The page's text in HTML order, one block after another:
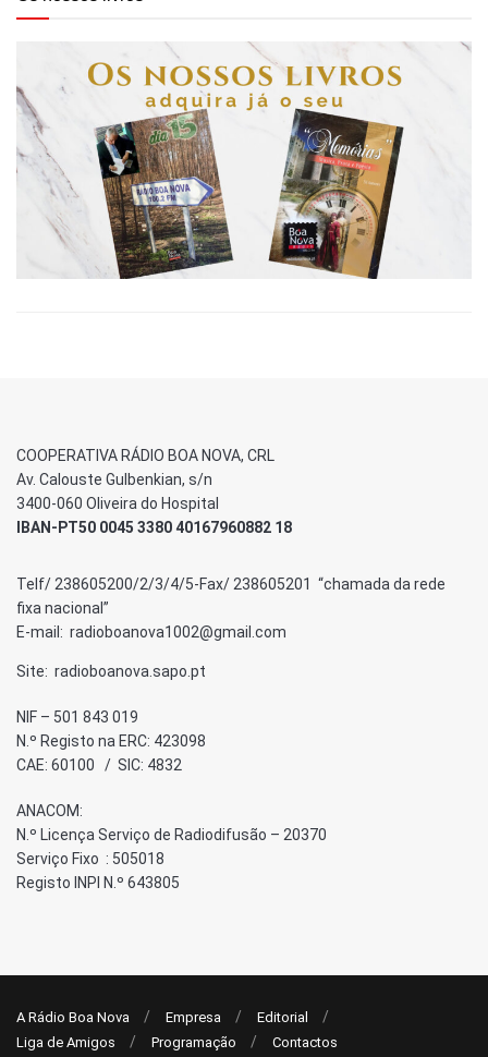
COOPERATIVA RÁDIO BOA NOVA, CRL
Av. Calouste Gulbenkian, s/n
3400-060 Oliveira do Hospital
IBAN-PT50 0045 3380 40167960882 18
Telf/ 238605200/2/3/4/5-Fax/ 238605201 “chamada da rede
fixa nacional”
E-mail: radioboanova1002@gmail.com
Site: radioboanova.sapo.pt
NIF – 501 843 019
N.º Registo na ERC: 423098
CAE: 60100 / SIC: 4832
ANACOM:
N.º Licença Serviço de Radiodifusão – 20370
Serviço Fixo : 505018
Registo INPI N.º 643805
A Rádio Boa Nova Empresa
Editorial
Liga de Amigos
Programação Contactos